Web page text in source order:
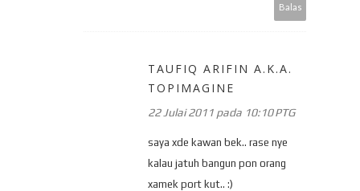
Balas
TAUFIQ ARIFIN A.K.A.
TOPIMAGINE
22 Julai 2011 pada 10:10 PTG
saya xde kawan bek.. rase nye
kalau jatuh bangun pon orang
xamek port kut.. :)